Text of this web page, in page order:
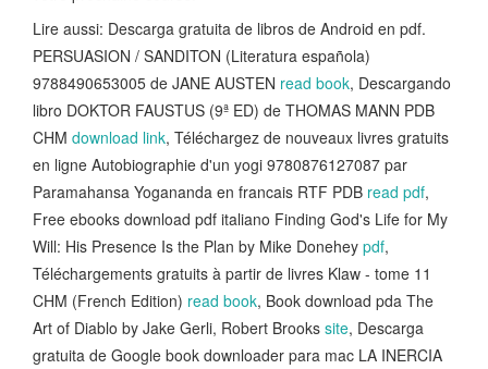
Lire aussi: Descarga gratuita de libros de Android en pdf.
PERSUASION / SANDITON (Literatura española)
9788490653005 de JANE AUSTEN read book, Descargando
libro DOKTOR FAUSTUS (9ª ED) de THOMAS MANN PDB
CHM download link, Téléchargez de nouveaux livres gratuits
en ligne Autobiographie d'un yogi 9780876127087 par
Paramahansa Yogananda en francais RTF PDB read pdf,
Free ebooks download pdf italiano Finding God's Life for My
Will: His Presence Is the Plan by Mike Donehey pdf,
Téléchargements gratuits à partir de livres Klaw - tome 11
CHM (French Edition) read book, Book download pda The
Art of Diablo by Jake Gerli, Robert Brooks site, Descarga
gratuita de Google book downloader para mac LA INERCIA